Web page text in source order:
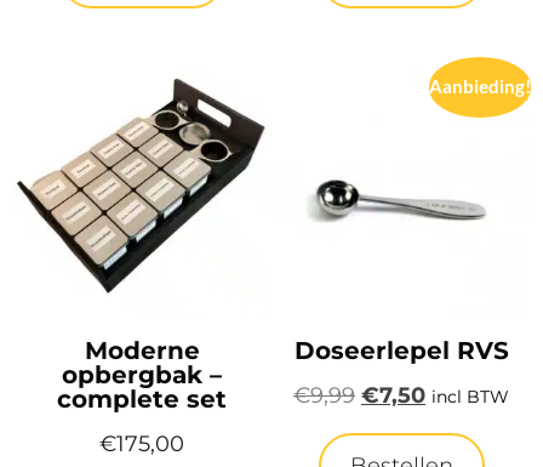
Moderne
opbergbak –
complete set
€175,00
Aanbieding!
Doseerlepel RVS
€9,99 €7,50 incl BTW